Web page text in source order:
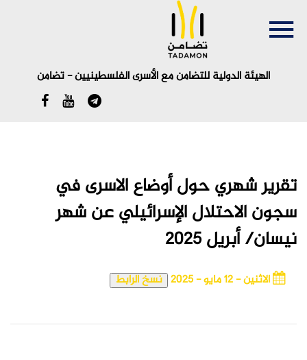
الهيئة الدولية للتضامن مع الأسرى الفلسطينيين - تضامن
تقرير شهري حول أوضاع الاسرى في
سجون الاحتلال الإسرائيلي عن شهر
نيسان/ أبريل 2025
الاثنين - 12 مايو - 2025 نسخ الرابط